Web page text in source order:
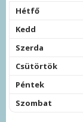
Hétfő
Kedd
Szerda
Csütörtök
Péntek
Szombat